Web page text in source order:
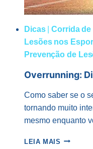
Dicas|Corrida de
Lesões nos
Prevenção de
Overrunning:
Como saber se o
tornando muito
mesmo enquanto
LEIA MAIS